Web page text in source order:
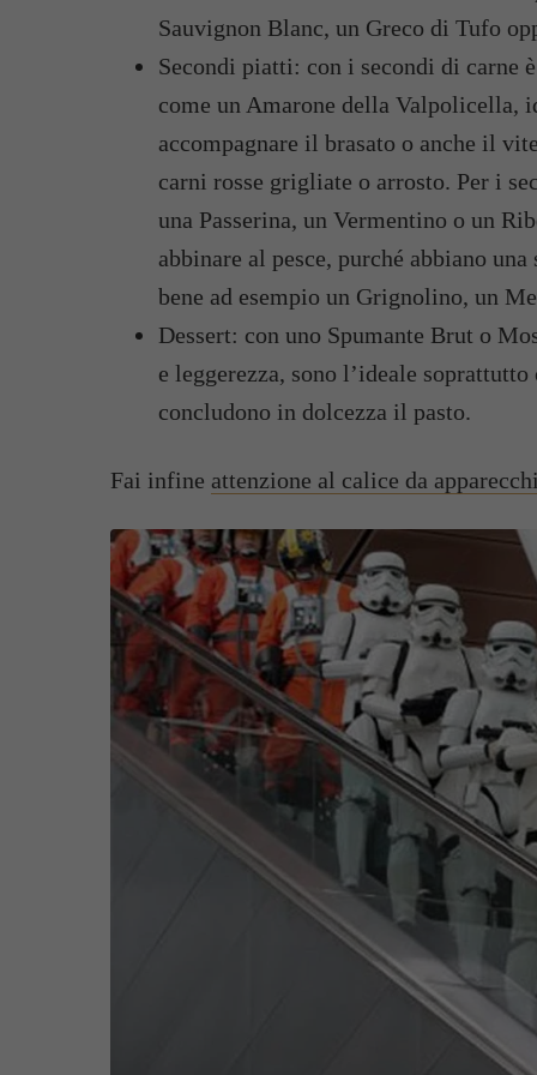
Sauvignon Blanc, un Greco di Tufo
Secondi piatti: con i secondi di carne
come un Amarone della Valpolicella,
accompagnare il brasato o anche il
carni rosse grigliate o arrosto. Per i
una Passerina, un Vermentino o un
abbinare al pesce, purché abbiano
bene ad esempio un Grignolino, un
Dessert: con uno Spumante Brut o
e leggerezza, sono l’ideale
concludono in dolcezza il pasto.
Fai infine attenzione al calice da